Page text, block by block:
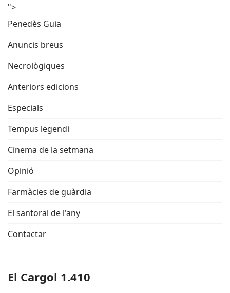
">
Penedès Guia
Anuncis breus
Necrològiques
Anteriors edicions
Especials
Tempus legendi
Cinema de la setmana
Opinió
Farmàcies de guàrdia
El santoral de l'any
Contactar
El Cargol 1.410